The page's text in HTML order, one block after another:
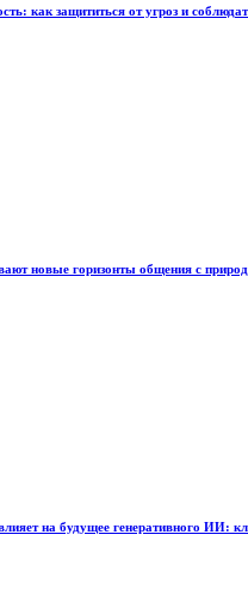
как защититься от угроз и
новые горизонты общения с
на будущее генеративного ИИ: